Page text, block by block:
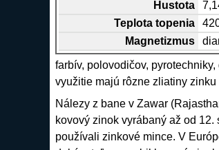
Hustota
Teplota topenia
Magnetizmus
farbív, polovodičov,
využitie majú rôzne zliatiny zinku
Nálezy z bane v Zawar
kovový zinok vyrábaný až od
používali zinkové mince. V